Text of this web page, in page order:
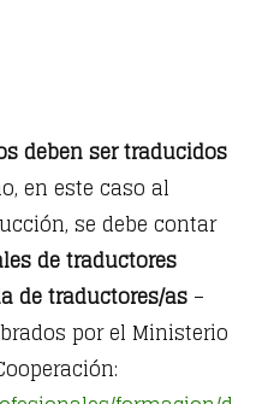
deben ser traducidos
en este caso al
se debe contar
de traductores
de traductores/as –
por el Ministerio